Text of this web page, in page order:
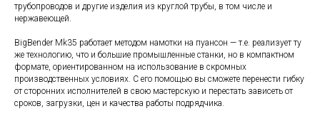
трубопроводов и другие изделия из круглой трубы, в том числе и
нержавеющей.
BigBender Mk35 работает методом намотки на пуансон — т.е. реализует ту
же технологию, что и большие промышленные станки, но в компактном
формате, ориентированном на использование в скромных
производственных условиях. С его помощью вы сможете перенести гибку
от сторонних исполнителей в свою мастерскую и перестать зависеть от
сроков, загрузки, цен и качества работы подрядчика.